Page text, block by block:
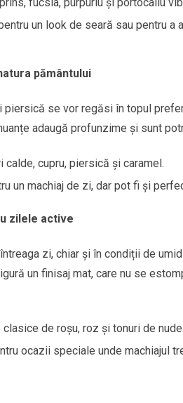
un look de seară sau pentru a
pământului
piersică se vor regăsi în topul
adaugă profunzime și sunt
calde, cupru, piersică și caramel.
un machiaj de zi, dar pot fi și
zilele active
zi, chiar și în condiții de
un finisaj mat, care nu se
clasice de roșu, roz și tonuri de nude.
ocazii speciale unde machiajul